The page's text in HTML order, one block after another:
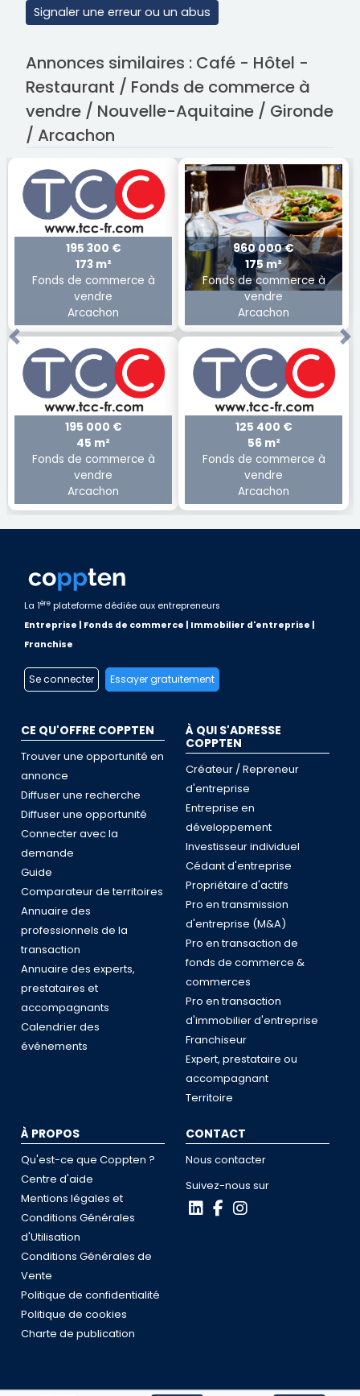
Signaler une erreur ou un abus
Annonces similaires : Café - Hôtel -
Restaurant / Fonds de commerce à
vendre / Nouvelle-Aquitaine / Gironde
/ Arcachon
195 300 €
173 m²
Fonds de commerce à
vendre
Arcachon
960 000 €
175 m²
Fonds de commerce à
vendre
Arcachon
195 000 €
45 m²
Fonds de commerce à
vendre
Arcachon
125 400 €
56 m²
Fonds de commerce à
vendre
Arcachon
Previous
La 1ère plateforme dédiée aux entrepreneurs
Entreprise | Fonds de commerce | Immobilier d'entreprise |
Franchise
Se connecter Essayer gratuitement
CE QU'OFFRE COPPTEN
Trouver une opportunité en
annonce
Diffuser une recherche
Diffuser une opportunité
Connecter avec la
demande
Guide
Comparateur de territoires
Annuaire des
professionnels de la
transaction
Annuaire des experts,
prestataires et
accompagnants
Calendrier des
événements
À QUI S'ADRESSE
COPPTEN
Créateur / Repreneur
d'entreprise
Entreprise en
développement
Investisseur individuel
Cédant d'entreprise
Propriétaire d'actifs
Pro en transmission
d'entreprise (M&A)
Pro en transaction de
fonds de commerce &
commerces
Pro en transaction
d'immobilier d'entreprise
Franchiseur
Expert, prestataire ou
accompagnant
Territoire
À PROPOS
Qu'est-ce que Coppten ?
Centre d'aide
Mentions légales et
Conditions Générales
d'Utilisation
Conditions Générales de
Vente
Politique de confidentialité
Politique de cookies
Charte de publication
CONTACT
Nous contacter
Suivez-nous sur